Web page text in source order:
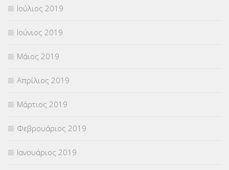
Ιούλιος 2019
Ιούνιος 2019
Μάιος 2019
Απρίλιος 2019
Μάρτιος 2019
Φεβρουάριος 2019
Ιανουάριος 2019